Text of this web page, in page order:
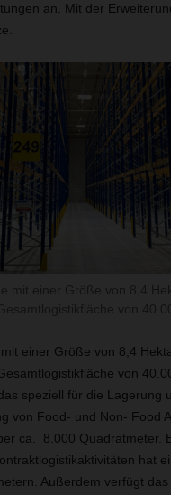
an. Mit der
einer Größe von 8,4
von
speziell für die Lagerung
von Food- und Non- Food
ca. 8.000 Quadratmeter.
hat
Außerdem verfügt das